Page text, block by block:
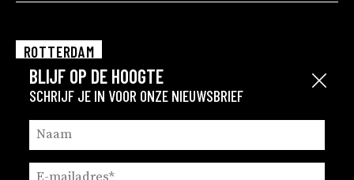
Sluit
BLIJF OP DE HOOGTE
SCHRIJF JE IN VOOR ONZE NIEUWSBRIEF
ROTTERDAM
EINDHOVEN
GRONINGEN